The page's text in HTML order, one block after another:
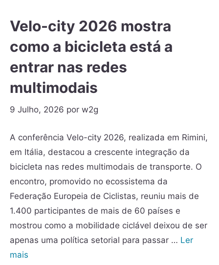
Velo-city 2026 mostra
como a bicicleta está a
entrar nas redes
multimodais
9 Julho, 2026 por w2g
A conferência Velo-city 2026, realizada em Rimini,
em Itália, destacou a crescente integração da
bicicleta nas redes multimodais de transporte. O
encontro, promovido no ecossistema da
Federação Europeia de Ciclistas, reuniu mais de
1.400 participantes de mais de 60 países e
mostrou como a mobilidade ciclável deixou de ser
apenas uma política setorial para passar … Ler
mais